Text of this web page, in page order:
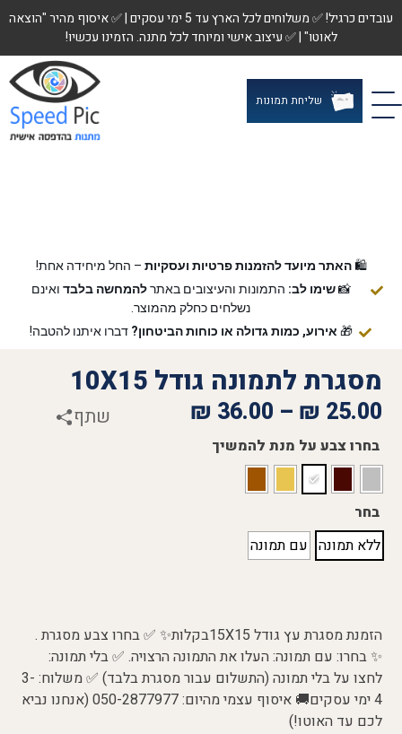
עובדים כרגיל! ✅ משלוחים לכל הארץ עד 5 ימי עסקים | ✅ איסוף מהיר "הוצאה
לאוטו" | ✅ עיצוב אישי ומיוחד לכל מתנה. הזמינו עכשיו!
שליחת תמונות
🛍️האתר מיועד להזמנות פרטיות ועסקיות – החל מיחידה אחת!
📸שימו לב: התמונות והעיצובים באתרלהמחשה בלבד ואינם
נשלחים כחלק מהמוצר.
🎁 אירוע, כמות גדולה או כוחות הביטחון? דברו איתנו להטבה!
מסגרת לתמונה גודל 10X15
25.00
₪
–
36.00
₪ שתף
בחרו צבע על מנת להמשיך
בחר
ללא תמונה עם תמונה
הזמנת מסגרת עץ גודל 15X15בקלות✨ ✅ בחרו צבע מסגרת .
✨ בחרו: עם תמונה: העלו את התמונה הרצויה. ✅ בלי תמונה:
לחצו על בלי תמונה (התשלום עבור מסגרת בלבד) ✅ משלוח: 3-
4 ימי עסקים🚚 איסוף עצמי מהיום: 050-2877977 (אנחנו נביא
לכם עד האוטו!)